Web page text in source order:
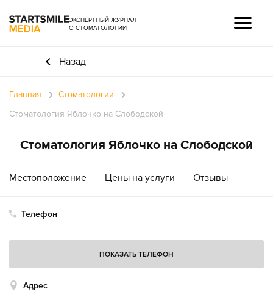
ЭКСПЕРТНЫЙ ЖУРНАЛ
О СТОМАТОЛОГИИ
Назад
Главная
Стоматологии
Стоматология Яблочко на Слободской
Стоматология Яблочко на Слободской
Местоположение Цены на услуги Отзывы
Телефон
ПОКАЗАТЬ ТЕЛЕФОН
Адрес